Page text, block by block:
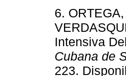
6.
Intensiva
Cubana de
223.